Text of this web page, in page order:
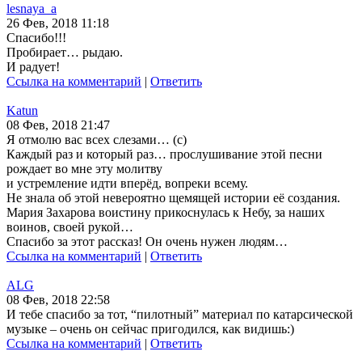
lesnaya_a
26 Фев, 2018 11:18
Спасибо!!!
Пробирает… рыдаю.
И радует!
Ссылка на комментарий | Ответить
Katun
08 Фев, 2018 21:47
Я отмолю вас всех слезами… (с)
Каждый раз и который раз… прослушивание этой песни
рождает во мне эту молитву
и устремление идти вперёд, вопреки всему.
Не знала об этой невероятно щемящей истории её создания.
Мария Захарова воистину прикоснулась к Небу, за наших
воинов, своей рукой…
Спасибо за этот рассказ! Он очень нужен людям…
Ссылка на комментарий | Ответить
ALG
08 Фев, 2018 22:58
И тебе спасибо за тот, “пилотный” материал по катарсической
музыке – очень он сейчас пригодился, как видишь:)
Ссылка на комментарий | Ответить